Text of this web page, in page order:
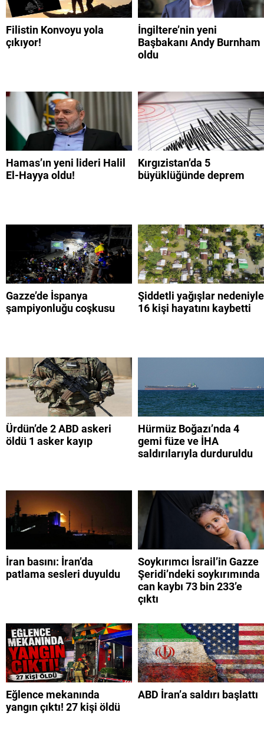
Filistin Konvoyu yola
çıkıyor!
İngiltere’nin yeni
Başbakanı Andy Burnham
oldu
Hamas’ın yeni lideri Halil
El-Hayya oldu!
Kırgızistan’da 5
büyüklüğünde deprem
Gazze’de İspanya
şampiyonluğu coşkusu
Şiddetli yağışlar nedeniyle
16 kişi hayatını kaybetti
Ürdün’de 2 ABD askeri
öldü 1 asker kayıp
Hürmüz Boğazı’nda 4
gemi füze ve İHA
saldırılarıyla durduruldu
İran basını: İran’da
patlama sesleri duyuldu
Soykırımcı İsrail’in Gazze
Şeridi’ndeki soykırımında
can kaybı 73 bin 233’e
çıktı
Eğlence mekanında
yangın çıktı! 27 kişi öldü
ABD İran’a saldırı başlattı